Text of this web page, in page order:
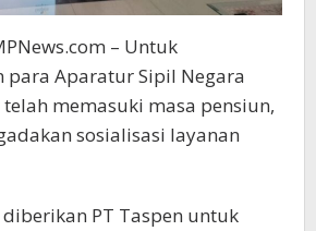
– Untuk
para Aparatur Sipil Negara
telah memasuki masa pensiun,
sosialisasi layanan
PT Taspen untuk